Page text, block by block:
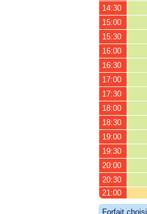
14:30
15:00
15:30
16:00
16:30
17:00
17:30
18:00
18:30
19:00
19:30
20:00
20:30
21:00
Forfait choisi